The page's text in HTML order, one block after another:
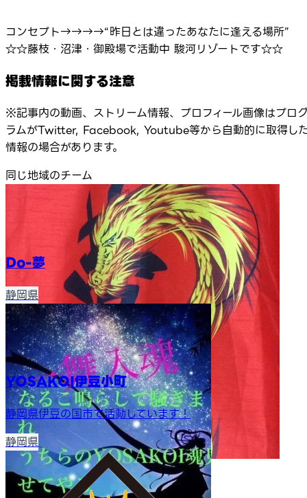
コンセプト→→→→“昨日とは違ったあなたに逢える場所”
☆☆藤枝・沼津・御殿場で活動中 駿河リゾートです☆☆
掲載情報に関する注意
※記事内の動画、ストリーム情報、プロフィール画像はプロ
ラムがTwitter, Facebook, Youtube等から自動的に取得し
情報の場合があります。
同じ地域のチーム
Do-夢
静岡県
YOSAKOI伊豆小町
静岡県伊豆の国市で活動しています！
静岡県